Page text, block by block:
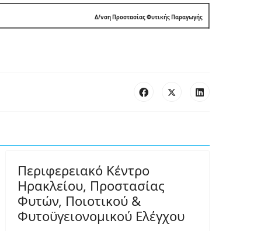
Δ/νση Προστασίας Φυτικής Παραγωγής
Περιφερειακό Κέντρο
Ηρακλείου, Προστασίας
Φυτών, Ποιοτικού &
Φυτοϋγειονομικού Ελέγχου